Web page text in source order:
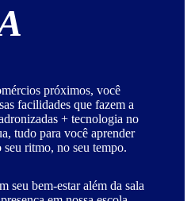
próximos, você
facilidades que fazem a
+ tecnologia no
tudo para você aprender
ritmo, no seu tempo.
seu bem-estar além da sala